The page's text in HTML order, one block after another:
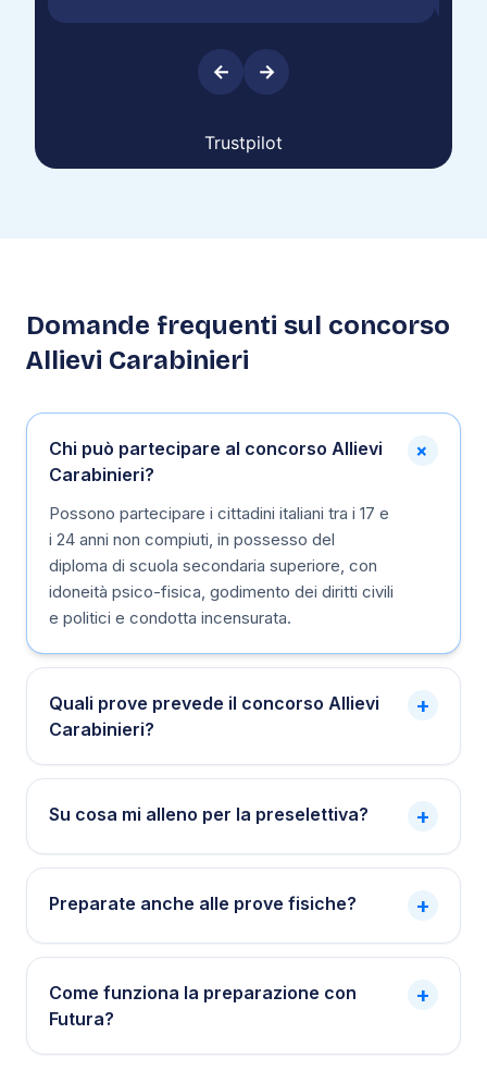
Consiglio vivamente Futura ADT a chiunque voglia
← →
Trustpilot
Domande frequenti sul concorso
Allievi Carabinieri
Chi può partecipare al concorso Allievi
Carabinieri?
+
Possono partecipare i cittadini italiani tra i 17 e
i 24 anni non compiuti, in possesso del
diploma di scuola secondaria superiore, con
idoneità psico-fisica, godimento dei diritti civili
e politici e condotta incensurata.
Quali prove prevede il concorso Allievi
Carabinieri?
+
Su cosa mi alleno per la preselettiva? +
Preparate anche alle prove fisiche? +
Come funziona la preparazione con
Futura?
+